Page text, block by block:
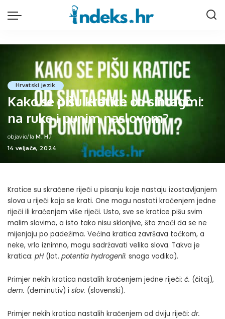
Hrvatski jezik
Kako se pišu kratice od sintagmi:
na ruke i punim naslovom?
Posted
by
objavio/la M. H.
14 veljače, 2024
Kratice su skraćene riječi u pisanju koje nastaju izostavljanjem
slova u riječi koja se krati. One mogu nastati kraćenjem jedne
riječi ili kraćenjem više riječi. Usto, sve se kratice pišu svim
malim slovima, a isto tako nisu sklonjive, što znači da se ne
mijenjaju po padežima. Većina kratica završava točkom, a
neke, vrlo iznimno, mogu sadržavati velika slova. Takva je
kratica: pH (lat. potentia hydrogenii: snaga vodika).
Primjer nekih kratica nastalih kraćenjem jedne riječi: č. (čitaj),
dem. (deminutiv) i slov. (slovenski).
Primjer nekih kratica nastalih kraćenjem od dviju riječi: dr.